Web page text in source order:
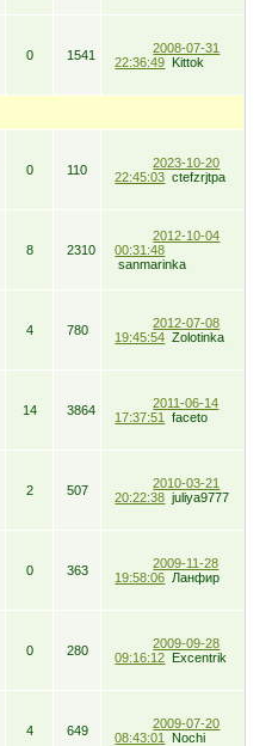
0 1541
2008-07-31
22:36:49 Kittok
0 110
2023-10-20
22:45:03 ctefzrjtpa
8 2310
2012-10-04
00:31:48
sanmarinka
4
780
2012-07-08
19:45:54 Zolotinka
14 3864
2011-06-14
17:37:51
faceto
2 507
2010-03-21
20:22:38 juliya9777
0
363
2009-11-28
19:58:06 Ланфир
0 280
2009-09-28
09:16:12 Excentrik
4 649
2009-07-20
08:43:01
Nochi